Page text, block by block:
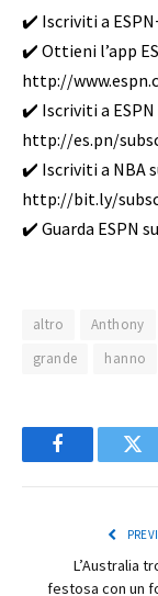
✔️ Iscriviti a
✔️ Ottieni l’app
http://
✔️ Iscriviti a ESPN
http://es.pn/
✔️ Iscriviti a NBA
http://bit.ly/
✔️ Guarda ESPN
altro Anthony
grande
hanno
Facebook
L’Australia
festosa con un